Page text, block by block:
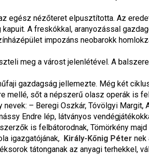
egész nézőteret elpusztította. Az
A freskókkal, aranyozással
impozáns neobarokk
meg a várost jelenlétével. A
gazdagság jellemezte. Még két
mellé, sőt a népszerű olasz operák is
– Beregi Oszkár, Tóvölgyi Margit,
Endre lép, látványos
is felbátorodnak, Tömörkény
igazgatójának, Király-Kőnig Péter nek
tátonganak az anyagi terhekkel,